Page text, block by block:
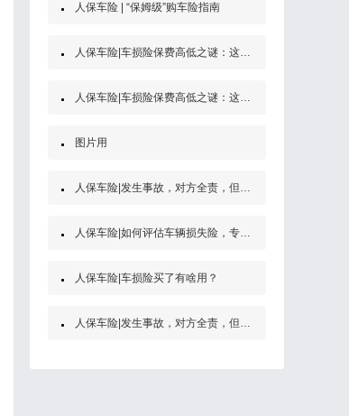
人保车险 | “保姆级”购车险指南
人保车险|车损险保费高低之谜：这些因素决定了你的保费
人保车险|车损险保费高低之谜：这些因素决定了你的保费
图片用
人保车险|发生事故，对方全责，但是他没买保险怎么办？
人保车险|如何评估车辆损失险，专家为你解答
人保车险|车损险买了有啥用？
人保车险|发生事故，对方全责，但是他没买保险怎么办？